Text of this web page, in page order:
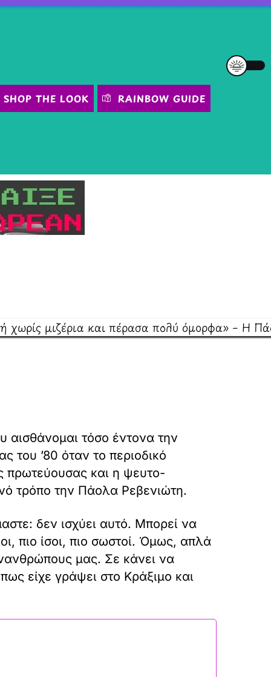
SHOP THE LOOK RAINBOW GUIDE
τόσο έντονα την
του ’80 όταν το περιοδικό
πρωτεύουσας και η ψευτο-
τρόπο την Πάολα Ρεβενιώτη.
δεν ισχύει αυτό. Μπορεί να
πιο ίσοι, πιο σωστοί. Όμως, απλά
μας. Σε κάνει να
είχε γράψει στο Κράξιμο και